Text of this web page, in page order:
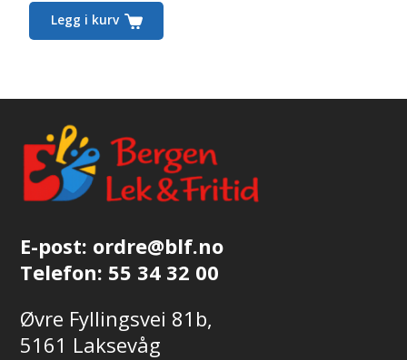
Legg i kurv
E-post: ordre@blf.no
Telefon: 55 34 32 00
Øvre Fyllingsvei 81b,
5161 Laksevåg